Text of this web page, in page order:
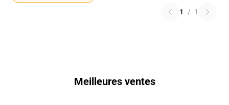
1 / 1
Meilleures ventes